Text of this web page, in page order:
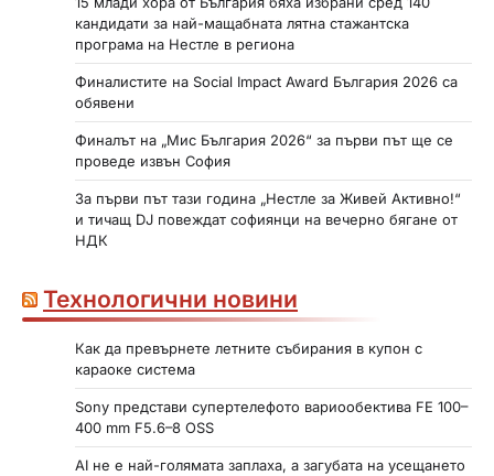
кандидати за най-мащабната лятна стажантска
програма на Нестле в региона
Финалистите на Social Impact Award България 2026 са
обявени
Финалът на „Мис България 2026“ за първи път ще се
проведе извън София
За първи път тази година „Нестле за Живей Активно!“
и тичащ DJ повеждат софиянци на вечерно бягане от
НДК
Технологични новини
Как да превърнете летните събирания в купон с
караоке система
Sony представи супертелефото вариообектива FE 100–
400 mm F5.6–8 OSS
AI не е най-голямата заплаха, а загубата на усещането